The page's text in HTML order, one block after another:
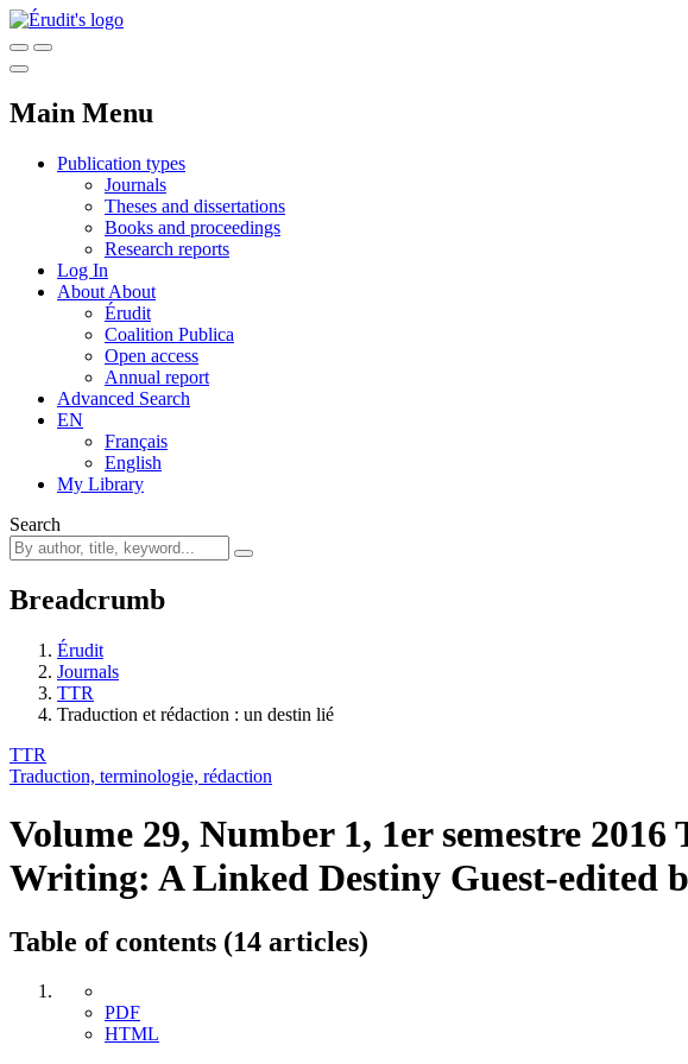
Main Menu
Publication types
Journals
Theses and dissertations
Books and proceedings
Research reports
Log In
About About
Érudit
Coalition Publica
Open access
Annual report
Advanced Search
EN
Français
English
My Library
Search
Breadcrumb
Érudit
Journals
TTR
Traduction et rédaction : un destin lié
TTR
Traduction, terminologie, rédaction
Volume 29, Number 1, 1er semestre 2016
Writing: A Linked Destiny Guest-edited
Table of contents (14 articles)
PDF
HTML